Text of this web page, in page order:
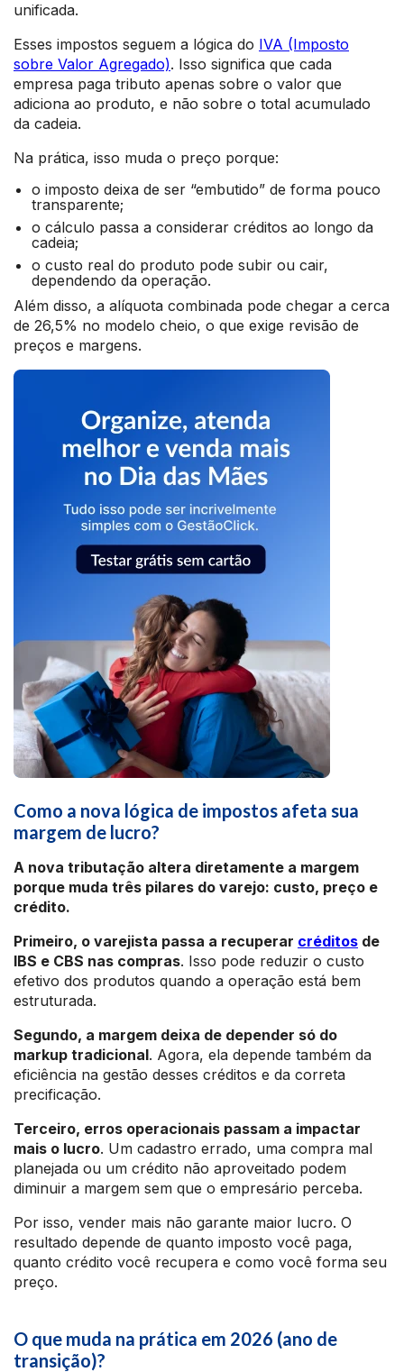
unificada.
Esses impostos seguem a lógica do IVA (Imposto
sobre Valor Agregado). Isso significa que cada
empresa paga tributo apenas sobre o valor que
adiciona ao produto, e não sobre o total acumulado
da cadeia.
Na prática, isso muda o preço porque:
o imposto deixa de ser “embutido” de forma pouco
transparente;
o cálculo passa a considerar créditos ao longo da
cadeia;
o custo real do produto pode subir ou cair,
dependendo da operação.
Além disso, a alíquota combinada pode chegar a cerca
de 26,5% no modelo cheio, o que exige revisão de
preços e margens.
Como a nova lógica de impostos afeta sua
margem de lucro?
A nova tributação altera diretamente a margem
porque muda três pilares do varejo: custo, preço e
crédito.
Primeiro, o varejista passa a recuperar créditos de
IBS e CBS nas compras. Isso pode reduzir o custo
efetivo dos produtos quando a operação está bem
estruturada.
Segundo, a margem deixa de depender só do
markup tradicional. Agora, ela depende também da
eficiência na gestão desses créditos e da correta
precificação.
Terceiro, erros operacionais passam a impactar
mais o lucro. Um cadastro errado, uma compra mal
planejada ou um crédito não aproveitado podem
diminuir a margem sem que o empresário perceba.
Por isso, vender mais não garante maior lucro. O
resultado depende de quanto imposto você paga,
quanto crédito você recupera e como você forma seu
preço.
O que muda na prática em 2026 (ano de
transição)?